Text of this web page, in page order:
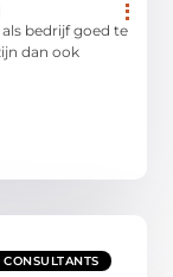
bedrijf goed te
dan ook